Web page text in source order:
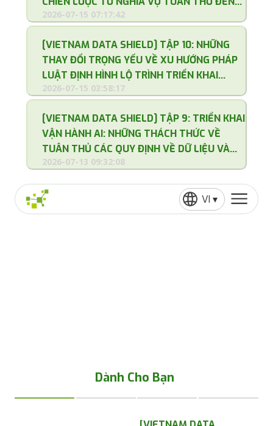
GIÁ TRỊ CỐT LÕI CỦA DOANH NGHIỆP
2026-07-15 07:17:42
[VIETNAM DATA SHIELD] TẬP 10: NHỮNG
THAY ĐỔI TRỌNG YẾU VỀ XU HƯỚNG PHÁP
LUẬT ĐỊNH HÌNH LỘ TRÌNH TRIỂN KHAI
TOÀN DIỆN
2026-07-15 03:58:17
[VIETNAM DATA SHIELD] TẬP 9: TRIỂN KHAI
VẬN HÀNH AI: NHỮNG THÁCH THỨC VỀ
TUÂN THỦ CÁC QUY ĐỊNH VỀ DỮ LIỆU VÀ
CÔNG NGHỆ
2026-07-13 09:32:08
VI ▾
Dành Cho Bạn